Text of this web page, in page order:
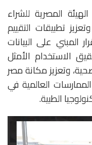
المصرية للشراء
تطبيقات التقييم
المبني على البيانات
الاستخدام الأمثل
وتعزيز مكانة مصر
العالمية في
الطبية.